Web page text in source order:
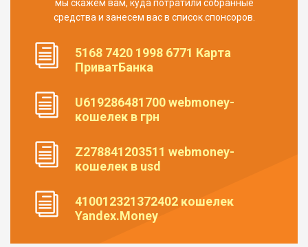
мы скажем вам, куда потратили собранные
средства и занесем вас в список спонсоров.
5168 7420 1998 6771 Карта
ПриватБанка
U619286481700 webmoney-
кошелек в грн
Z278841203511 webmoney-
кошелек в usd
410012321372402 кошелек
Yandex.Money